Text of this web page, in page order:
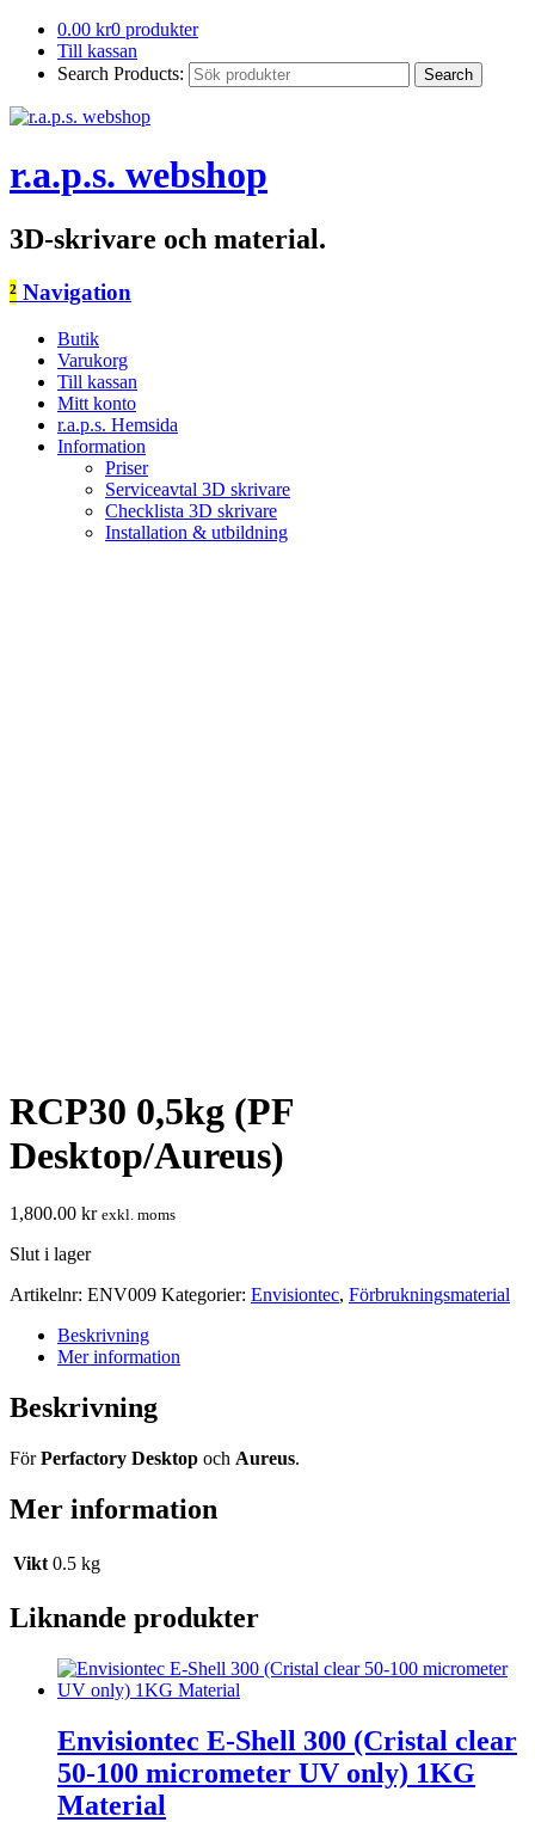
0.00 kr0 produkter
Till kassan
Search Products:
r.a.p.s. webshop
3D-skrivare och material.
² Navigation
Butik
Varukorg
Till kassan
Mitt konto
r.a.p.s. Hemsida
Information
Priser
Serviceavtal 3D skrivare
Checklista 3D skrivare
Installation & utbildning
RCP30 0,5kg (PF
Desktop/Aureus)
1,800.00 kr exkl. moms
Slut i lager
Artikelnr: ENV009 Kategorier: Envisiontec, Förbrukningsmaterial
Beskrivning
Mer information
Beskrivning
FörPerfactory Desktop och Aureus.
Mer information
Vikt 0.5 kg
Liknande produkter
Envisiontec E-Shell 300 (Cristal clear
50-100 micrometer UV only) 1KG
Material